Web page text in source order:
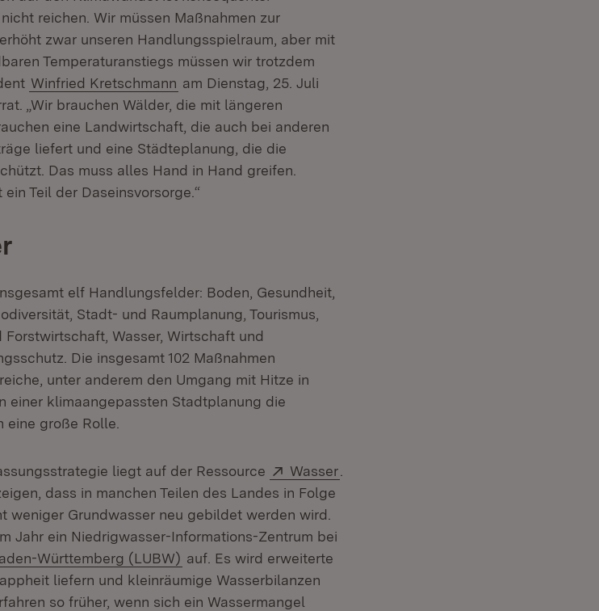
reichen. Wir müssen Maßnahmen zur
zwar unseren Handlungsspielraum, aber mit
Temperaturanstiegs müssen wir trotzdem
Winfried Kretschmann am Dienstag, 25. Juli
„Wir brauchen Wälder, die mit längeren
eine Landwirtschaft, die auch bei anderen
liefert und eine Städteplanung, die die
Das muss alles Hand in Hand greifen.
Teil der Daseinsvorsorge.“
elf Handlungsfelder: Boden, Gesundheit,
Stadt- und Raumplanung, Tourismus,
Wasser, Wirtschaft und
Die insgesamt 102 Maßnahmen
unter anderem den Umgang mit Hitze in
einer klimaangepassten Stadtplanung die
große Rolle.
liegt auf der Ressource Extern:
Wasser
dass in manchen Teilen des Landes in Folge
weniger Grundwasser neu gebildet werden wird.
Jahr ein Niedrigwasser-Informations-Zentrum bei
Württemberg (LUBW) (Öffnet in neuem Fenster)
auf. Es wird erweiterte
liefern und kleinräumige Wasserbilanzen
so früher, wenn sich ein Wassermangel